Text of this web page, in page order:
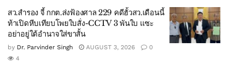
สว.สำรอง จี้ กกต.ส่งฟ้องศาล 229 คดีฮั้วสว.เดือนนี้
ท้าเปิดหีบเทียบโพยใบสั่ง-CCTV 3 พันใบ แซะ
อย่าอยู่ใต้อำนาจใส่ขาสั้น
by Dr. Parvinder Singh AUGUST 3, 2026
0
4